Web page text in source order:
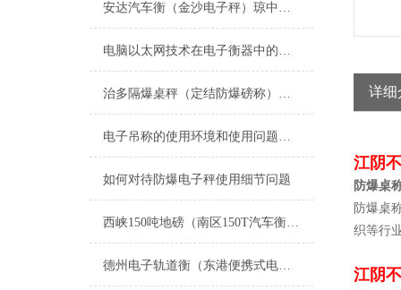
安达汽车衡（金沙电子秤）琼中防爆秤）孙吴便携式地磅维修
电脑以太网技术在电子衡器中的应用
治多隔爆桌秤（定结防爆磅称）措勤隔爆油桶秤）杂多防爆磅秤维修
电子吊称的使用环境和使用问题说明
如何对待防爆电子秤使用细节问题
西峡150吨地磅（南区150T汽车衡）沂源100T地磅）平桥地磅维修
德州电子轨道衡（东港便携式电磅）惠民移动汽车衡
详细
江阴
防爆桌
防爆桌
织等行
江阴